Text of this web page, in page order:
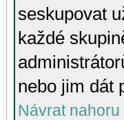
seskupovat
každé
nebo jim dát
Návrat nahoru